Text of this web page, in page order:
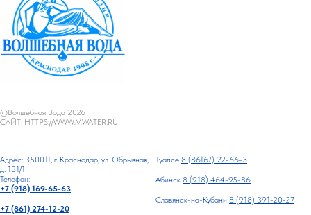
©Волшебная Вода 2026
САЙТ: HTTPS://WWW.MWATER.RU
Адрес: 350011, г. Краснодар, ул. Обрывная,
д. 131/1
Телефон:
+7 (918) 169-65-63
+7 (861) 274-12-20
Туапсе 8 (86167) 22-66-3
Абинск 8 (918) 464-95-86
Славянск-на-Кубани 8 (918) 391-20-27